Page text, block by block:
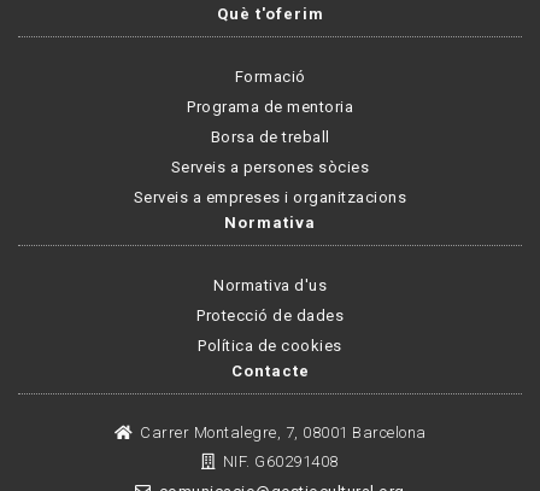
Què t'oferim
Formació
Programa de mentoria
Borsa de treball
Serveis a persones sòcies
Serveis a empreses i organitzacions
Normativa
Normativa d'us
Protecció de dades
Política de cookies
Contacte
Carrer Montalegre, 7, 08001 Barcelona
NIF. G60291408